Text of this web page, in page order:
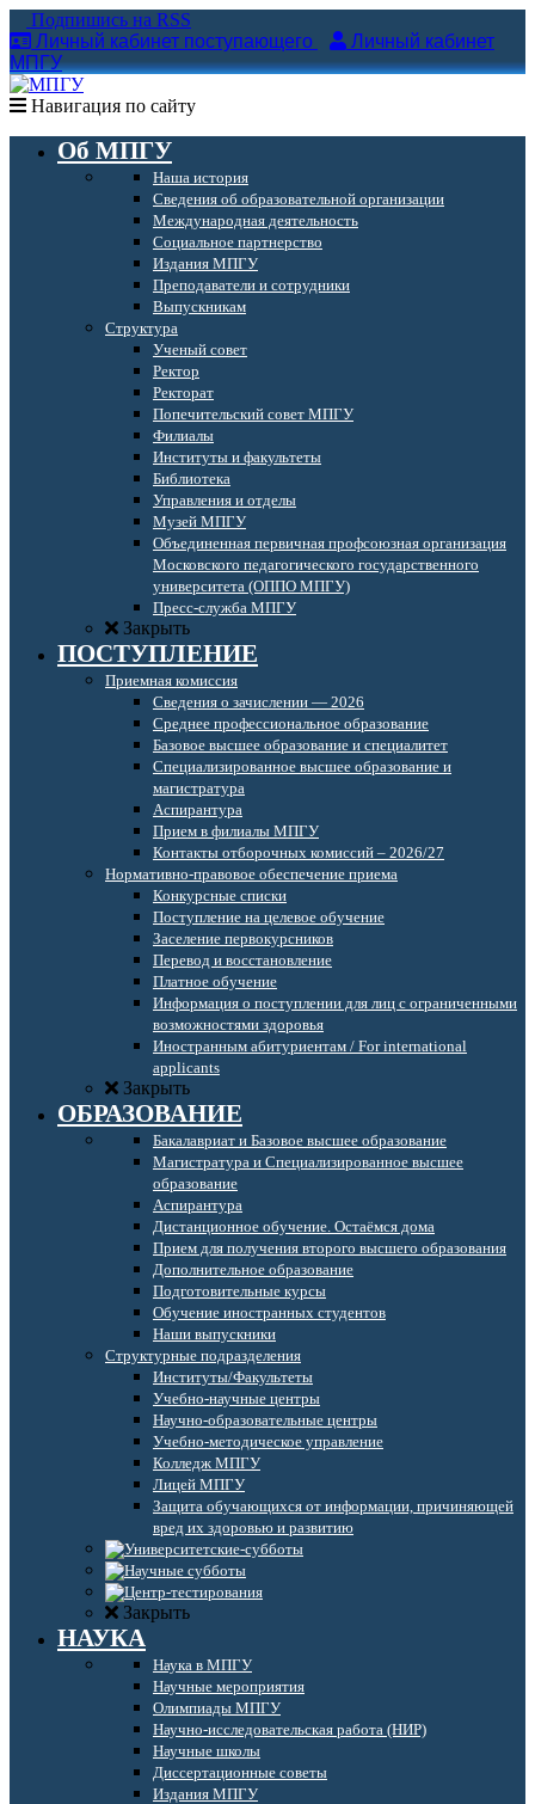
Подпишись на RSS
Личный кабинет поступающего
Личный кабинет
МПГУ
Навигация по сайту
Об МПГУ
Наша история
Сведения об образовательной организации
Международная деятельность
Социальное партнерство
Издания МПГУ
Преподаватели и сотрудники
Выпускникам
Структура
Ученый совет
Ректор
Ректорат
Попечительский совет МПГУ
Филиалы
Институты и факультеты
Библиотека
Управления и отделы
Музей МПГУ
Объединенная первичная профсоюзная организация
Московского педагогического государственного
университета (ОППО МПГУ)
Пресс-служба МПГУ
Закрыть
ПОСТУПЛЕНИЕ
Приемная комиссия
Сведения о зачислении — 2026
Среднее профессиональное образование
Базовое высшее образование и специалитет
Специализированное высшее образование и
магистратура
Аспирантура
Прием в филиалы МПГУ
Контакты отборочных комиссий – 2026/27
Нормативно-правовое обеспечение приема
Конкурсные списки
Поступление на целевое обучение
Заселение первокурсников
Перевод и восстановление
Платное обучение
Информация о поступлении для лиц с ограниченными
возможностями здоровья
Иностранным абитуриентам / For international
applicants
Закрыть
ОБРАЗОВАНИЕ
Бакалавриат и Базовое высшее образование
Магистратура и Специализированное высшее
образование
Аспирантура
Дистанционное обучение. Остаёмся дома
Прием для получения второго высшего образования
Дополнительное образование
Подготовительные курсы
Обучение иностранных студентов
Наши выпускники
Структурные подразделения
Институты/Факультеты
Учебно-научные центры
Научно-образовательные центры
Учебно-методическое управление
Колледж МПГУ
Лицей МПГУ
Защита обучающихся от информации, причиняющей
вред их здоровью и развитию
Закрыть
НАУКА
Наука в МПГУ
Научные мероприятия
Олимпиады МПГУ
Научно-исследовательская работа (НИР)
Научные школы
Диссертационные советы
Издания МПГУ